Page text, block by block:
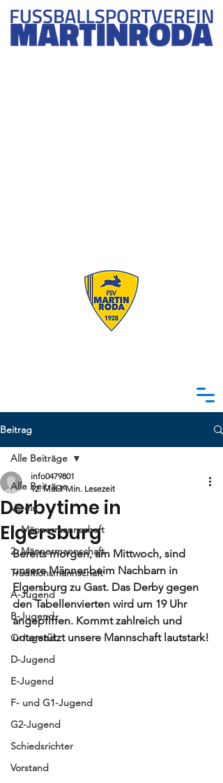
Beitrag
Alle Beiträge
Verein
1. Männermannschaft
2. Männermannschaft
Traditionsmannschaft
A-Jugend
B-Jugend
C-Jugend
D-Jugend
E-Jugend
F- und G1-Jugend
G2-Jugend
Schiedsrichter
Vorstand
Alle Beiträge
Derbytime in
Elgersburg
info0479801
12. Mai 1 Min. Lesezeit
Bereits morgen, am Mittwoch, sind
unsere Männer beim Nachbarn in
Elgersburg zu Gast. Das Derby gegen
den Tabellenvierten wird um 19 Uhr
angepfiffen. Kommt zahlreich und
unterstützt unsere Mannschaft lautstark!